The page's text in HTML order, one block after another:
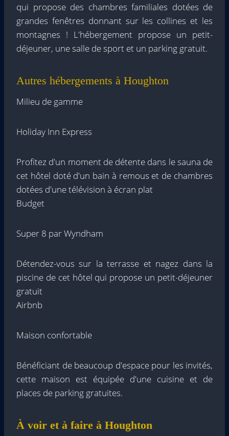
qui propose des chambres familiales dotées de
grandes fenêtres donnant sur les collines et les
montagnes ! L'hébergement propose un petit-
déjeuner, une salle de sport et un parking gratuit.
Autres hébergements à Houghton
Milieu de gamme
Holiday Inn Express
Profitez d'un moment de détente dans le sauna de
cet hôtel doté d'un bain à remous et de chambres
dotées d'une télévision à écran plat
Budget
Super 8 par Wyndham
Détendez-vous sur la terrasse et nagez dans la
piscine de cet hôtel qui propose un petit-déjeuner
gratuit
Airbnb
Maison confortable
Bénéficiant de beaucoup d'espace pour les invités,
cette maison est équipée d'une cuisine et de
places de parking gratuites.
À voir et à faire à Houghton